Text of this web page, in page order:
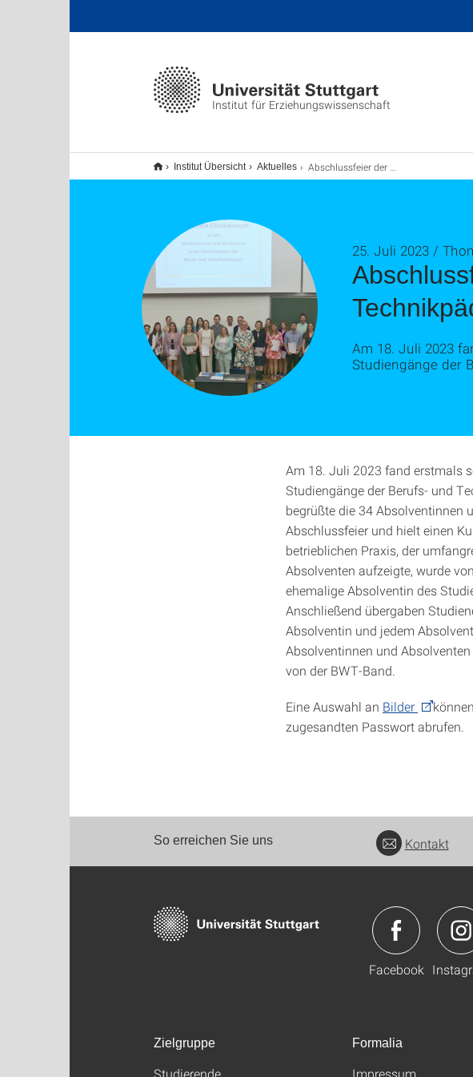
Institut für Erziehungswissenschaft
Institut Übersicht Aktuelles Abschlussfeier der Studiengänge Berufs- und Technikpädagogik
25. Juli 2023 /
Am 18. Juli 2023
Studiengänge der
Am 18. Juli 2023 fand erstmals
Studiengänge der Berufs- und
begrüßte die 34 Absolventinnen
Abschlussfeier und hielt einen
betrieblichen Praxis, der
Absolventen aufzeigte, wurde
ehemalige Absolventin des
Anschließend übergaben
Absolventin und jedem
Absolventinnen und
von der BWT-Band.
Eine Auswahl an Bilder
zugesandten Passwort abrufen.
So erreichen Sie uns Kontakt
Facebook
Zielgruppe
Studierende
Formalia
Impressum